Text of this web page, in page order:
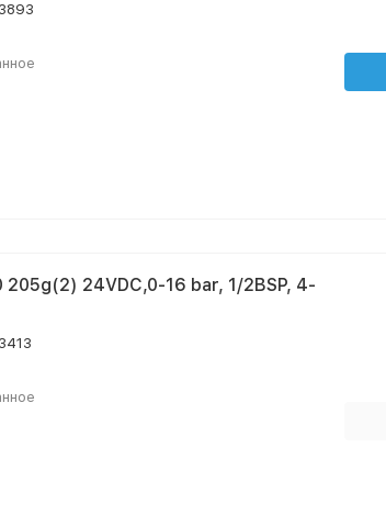
24VDC,0-16 bar, 1/2BSP, 4-